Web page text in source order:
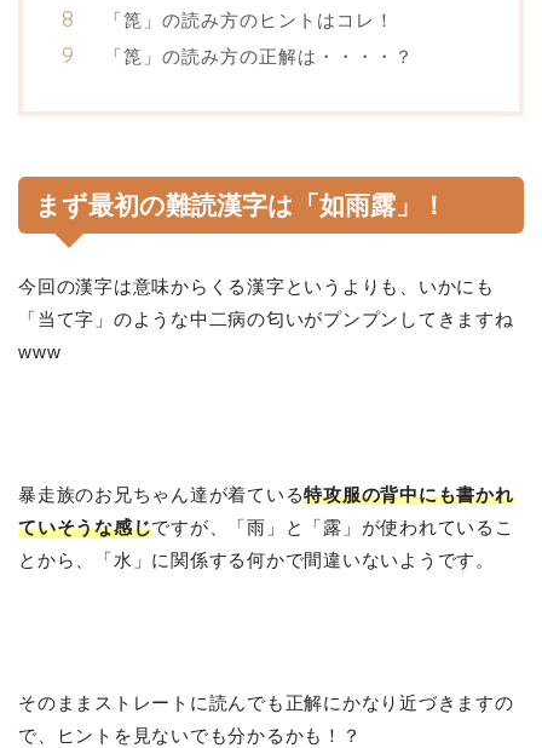
「箆」の読み方のヒントはコレ！
「箆」の読み方の正解は・・・・？
まず最初の難読漢字は「 如雨露 」！
今回の漢字は意味からくる漢字というよりも、いかにも
「当て字」のような中二病の匂いがプンプンしてきますね
www
暴走族のお兄ちゃん達が着ている特攻服の背中にも書かれ
ていそうな感じですが、「雨」と「露」が使われているこ
とから、「水」に関係する何かで間違いないようです。
そのままストレートに読んでも正解にかなり近づきますの
で、ヒントを見ないでも分かるかも！？